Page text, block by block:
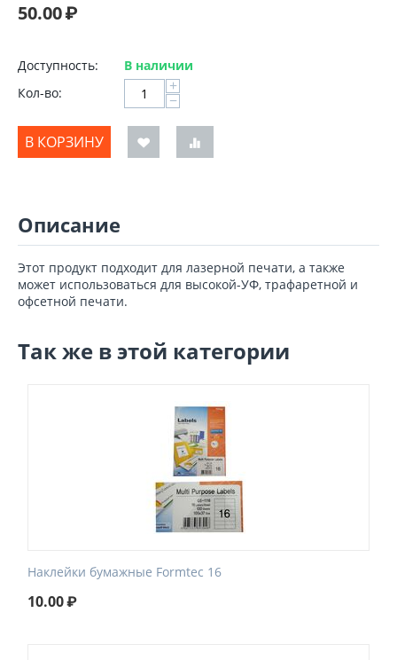
50.00₽
Доступность:
В наличии
Кол-во:
+
−
В КОРЗИНУ
Описание
Этот продукт подходит для лазерной печати, а также
может использоваться для высокой-УФ, трафаретной и
офсетной печати.
Так же в этой категории
Наклейки бумажные Formtec 16
10.00₽